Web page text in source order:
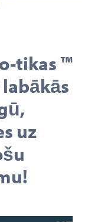
tikas ™
uz